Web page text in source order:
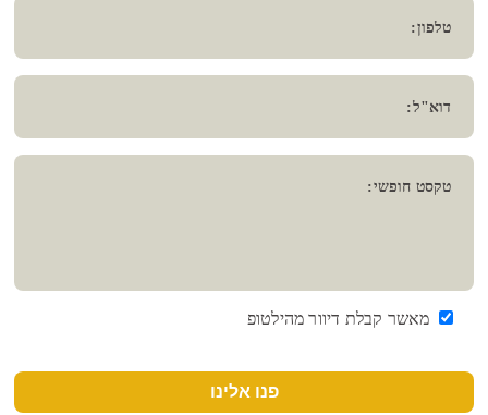
טלפון:
דוא"ל:
טקסט חופשי:
מאשר קבלת דיוור מהילטופ
פנו אלינו